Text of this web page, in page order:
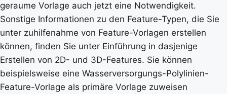
geraume Vorlage auch jetzt eine Notwendigkeit.
Sonstige Informationen zu den Feature-Typen, die Sie
unter zuhilfenahme von Feature-Vorlagen erstellen
können, finden Sie unter Einführung in dasjenige
Erstellen von 2D- und 3D-Features. Sie können
beispielsweise eine Wasserversorgungs-Polylinien-
Feature-Vorlage als primäre Vorlage zuweisen